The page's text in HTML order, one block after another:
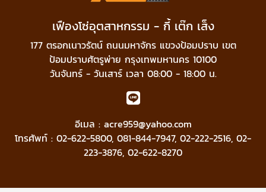
เฟืองโซ่อุตสาหกรรม - กี้ เต๊ก เส็ง
177 ตรอกเนาวรัตน์ ถนนมหาจักร แขวงป้อมปราบ เขต
ป้อมปราบศัตรูพ่าย กรุงเทพมหานคร 10100
วันจันทร์ - วันเสาร์ เวลา 08:00 - 18:00 น.
อีเมล : acre959@yahoo.com
โทรศัพท์ : 02-622-5800, 081-844-7947, 02-222-2516, 02-
223-3876, 02-622-8270